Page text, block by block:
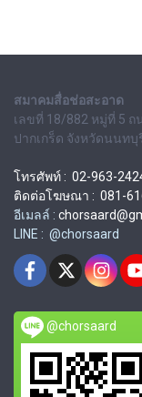
สมาคมสื่อช่อสะอาด
เลขที่ 18/882 หมู่ที่ 5
ปากเกร็ด จังหวัดนนทบุ
โทรศัพท์ : 02-963-
ติดต่อโฆษณา : 081-
อีเมลล์ :
LINE : @chorsaard
@chorsaard